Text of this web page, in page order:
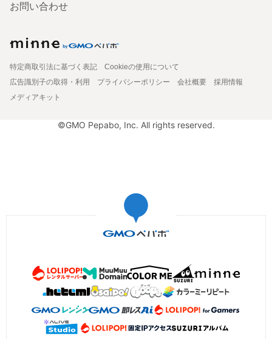
お問い合わせ
特定商取引法に基づく表記
Cookieの使用について
広告識別子の取得・利用
プライバシーポリシー 会社概要
採用情報
メディアキット
©GMO Pepabo, Inc. All rights reserved.